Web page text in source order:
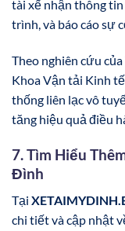
tài xế nhận thông
trình, và báo cáo sự
Theo nghiên cứu
Khoa Vận tải Kinh
thống liên lạc vô
tăng hiệu quả điều
7. Tìm Hiểu
Đình
Tại
chi tiết và cập nhật